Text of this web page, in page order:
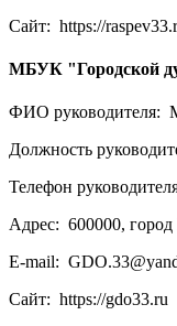
Сайт: https://
МБУК "Городской
ФИО руководителя:
Должность
Телефон
Адрес: 600000,
E-mail:
Сайт: https://gdo33.ru